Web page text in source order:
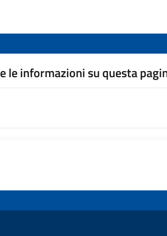
le informazioni su questa